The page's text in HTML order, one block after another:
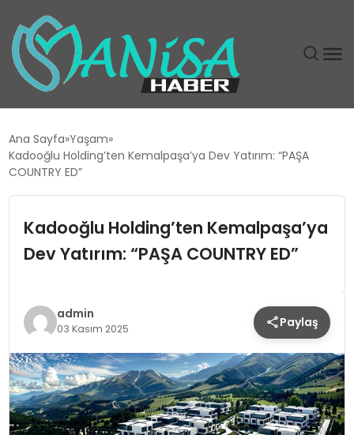
EĞITIM
GÜNDEM
SIYASET
SPOR
TEKNOLOJI
Ana Sayfa Yaşam
Kadooğlu Holding’ten Kemalpaşa’ya Dev Yatırım: “PAŞA
COUNTRY ED”
Kadooğlu Holding’ten Kemalpaşa’ya
Dev Yatırım: “PAŞA COUNTRY ED”
admin
03 Kasım 2025 Paylaş